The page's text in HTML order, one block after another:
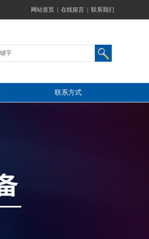
网站首页 在线留言 联系我们
联系方式